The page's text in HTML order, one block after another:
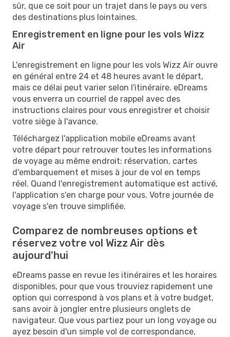
sûr, que ce soit pour un trajet dans le pays ou vers
des destinations plus lointaines.
Enregistrement en ligne pour les vols Wizz
Air
L'enregistrement en ligne pour les vols Wizz Air ouvre
en général entre 24 et 48 heures avant le départ,
mais ce délai peut varier selon l'itinéraire. eDreams
vous enverra un courriel de rappel avec des
instructions claires pour vous enregistrer et choisir
votre siège à l'avance.
Téléchargez l'application mobile eDreams avant
votre départ pour retrouver toutes les informations
de voyage au même endroit: réservation, cartes
d'embarquement et mises à jour de vol en temps
réel. Quand l'enregistrement automatique est activé,
l'application s'en charge pour vous. Votre journée de
voyage s'en trouve simplifiée.
Comparez de nombreuses options et
réservez votre vol Wizz Air dès
aujourd'hui
eDreams passe en revue les itinéraires et les horaires
disponibles, pour que vous trouviez rapidement une
option qui correspond à vos plans et à votre budget,
sans avoir à jongler entre plusieurs onglets de
navigateur. Que vous partiez pour un long voyage ou
ayez besoin d'un simple vol de correspondance,